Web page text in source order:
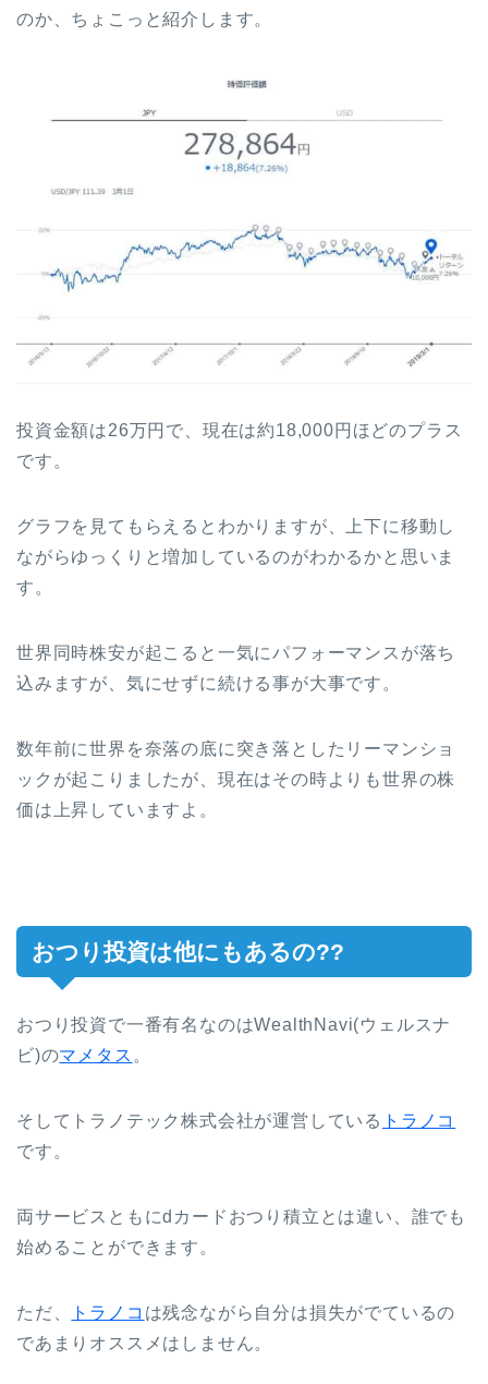
のか、ちょこっと紹介します。
投資金額は26万円で、現在は約18,000円ほどのプラス
です。
グラフを見てもらえるとわかりますが、上下に移動し
ながらゆっくりと増加しているのがわかるかと思いま
す。
世界同時株安が起こると一気にパフォーマンスが落ち
込みますが、気にせずに続ける事が大事です。
数年前に世界を奈落の底に突き落としたリーマンショ
ックが起こりましたが、現在はその時よりも世界の株
価は上昇していますよ。
おつり投資は他にもあるの??
おつり投資で一番有名なのはWealthNavi(ウェルスナ
ビ)のマメタス 。
そしてトラノテック株式会社が運営している トラノコ
です。
両サービスともにdカードおつり積立とは違い、誰でも
始めることができます。
ただ、 トラノコ は残念ながら自分は損失がでているの
であまりオススメはしません。